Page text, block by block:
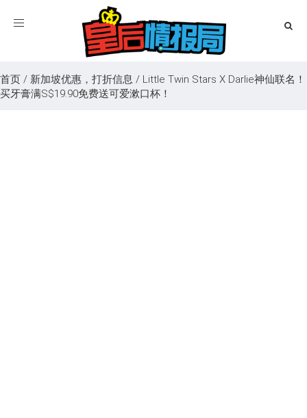
Toggle
首页 / 新加坡优惠，打折信息 / Little Twin Stars X Darlie神仙联名！
买牙膏满S$19.90免费送可爱漱口杯！